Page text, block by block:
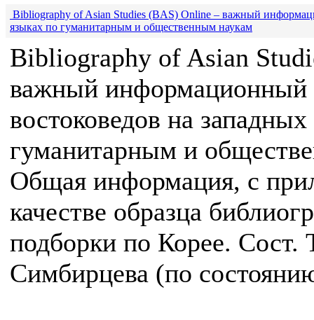
Bibliography of Asian Studies (BAS) Online – важный
языках по гуманитарным и общественным наукам
Bibliography of Asian
важный информационный
востоковедов на
гуманитарным и
Общая информация, с
качестве образца
подборки по Корее.
Симбирцева (по